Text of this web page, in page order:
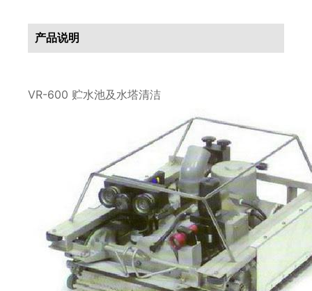
产品说明
VR-600 贮水池及水塔清洁